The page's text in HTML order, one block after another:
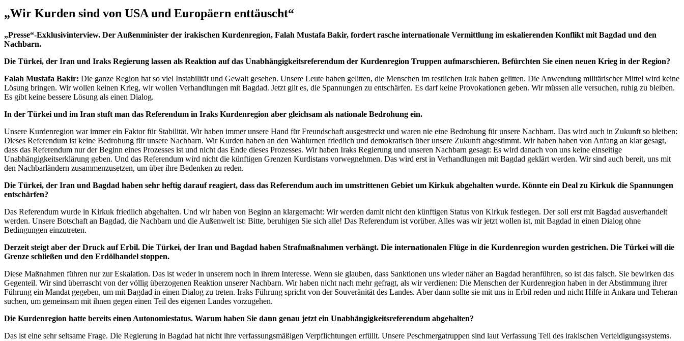
„Wir Kurden sind von USA und Europäern enttäuscht“
„Presse“-Exklusivinterview. Der Außenminister der irakischen Kurdenregion, Falah Mustafa Bakir, fordert rasche internationale Vermittlung im eskalierenden Konflikt mit Bagdad und den
Nachbarn.
Die Türkei, der Iran und Iraks Regierung lassen als Reaktion auf das Unabhängigkeitsreferendum der Kurdenregion Truppen aufmarschieren. Befürchten Sie einen neuen Krieg in der Region?
Falah Mustafa Bakir: Die ganze Region hat so viel Instabilität und Gewalt gesehen. Unsere Leute haben gelitten, die Menschen im restlichen Irak haben gelitten. Die Anwendung militärischer Mittel wird keine
Lösung bringen. Wir wollen keinen Krieg, wir wollen Verhandlungen mit Bagdad. Jetzt gilt es, die Spannungen zu entschärfen. Es darf keine Provokationen geben. Wir müssen alle versuchen, ruhig zu bleiben.
Es gibt keine bessere Lösung als einen Dialog.
In der Türkei und im Iran stuft man das Referendum in Iraks Kurdenregion aber gleichsam als nationale Bedrohung ein.
Unsere Kurdenregion war immer ein Faktor für Stabilität. Wir haben immer unsere Hand für Freundschaft ausgestreckt und waren nie eine Bedrohung für unsere Nachbarn. Das wird auch in Zukunft so bleiben:
Dieses Referendum ist keine Bedrohung für unsere Nachbarn. Wir Kurden haben an den Wahlurnen friedlich und demokratisch über unsere Zukunft abgestimmt. Wir haben haben von Anfang an klar gesagt,
dass das Referendum nur der Beginn eines Prozesses ist und nicht das Ende dieses Prozesses. Wir haben Iraks Regierung und unseren Nachbarn gesagt: Es wird danach von uns keine einseitige
Unabhängigkeitserklärung geben. Und das Referendum wird nicht die künftigen Grenzen Kurdistans vorwegnehmen. Das wird erst in Verhandlungen mit Bagdad geklärt werden. Wir sind auch bereit, uns mit
den Nachbarländern zusammenzusetzen, um über ihre Bedenken zu reden.
Die Türkei, der Iran und Bagdad haben sehr heftig darauf reagiert, dass das Referendum auch im umstrittenen Gebiet um Kirkuk abgehalten wurde. Könnte ein Deal zu Kirkuk die Spannungen
entschärfen?
Das Referendum wurde in Kirkuk friedlich abgehalten. Und wir haben von Beginn an klargemacht: Wir werden damit nicht den künftigen Status von Kirkuk festlegen. Der soll erst mit Bagdad ausverhandelt
werden. Unsere Botschaft an Bagdad, die Nachbarn und die Außenwelt ist: Bitte, beruhigen Sie sich alle! Das Referendum ist vorüber. Alles was wir jetzt wollen ist, mit Bagdad in einen Dialog ohne
Bedingungen einzutreten.
Derzeit steigt aber der Druck auf Erbil. Die Türkei, der Iran und Bagdad haben Strafmaßnahmen verhängt. Die internationalen Flüge in die Kurdenregion wurden gestrichen. Die Türkei will die
Grenze schließen und den Erdölhandel stoppen.
Diese Maßnahmen führen nur zur Eskalation. Das ist weder in unserem noch in ihrem Interesse. Wenn sie glauben, dass Sanktionen uns wieder näher an Bagdad heranführen, so ist das falsch. Sie bewirken das
Gegenteil. Wir sind überrascht von der völlig überzogenen Reaktion unserer Nachbarn. Wir haben nicht nach mehr gefragt, als wir verdienen: Die Menschen der Kurdenregion haben in der Abstimmung ihrer
Führung ein Mandat gegeben, um mit Bagdad in einen Dialog zu treten. Iraks Führung spricht von der Souveränität des Landes. Aber dann sollte sie mit uns in Erbil reden und nicht Hilfe in Ankara und Teheran
suchen, um gemeinsam mit ihnen gegen einen Teil des eigenen Landes vorzugehen.
Die Kurdenregion hatte bereits einen Autonomiestatus. Warum haben Sie dann genau jetzt ein Unabhängigkeitsreferendum abgehalten?
Das ist eine sehr seltsame Frage. Die Regierung in Bagdad hat nicht ihre verfassungsmäßigen Verpflichtungen erfüllt. Unsere Peschmergatruppen sind laut Verfassung Teil des irakischen Verteidigungssystems.